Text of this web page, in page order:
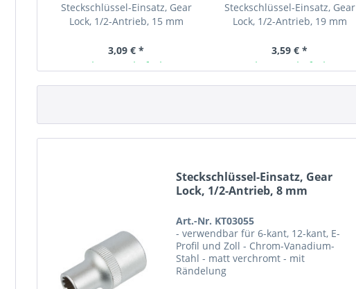
Steckschlüssel-Einsatz, Gear
Lock, 1/2-Antrieb, 15 mm
3,09 € *
Ab Lager lieferbar
Steckschlüssel-Einsatz, Gear
Lock, 1/2-Antrieb, 19 mm
3,59 € *
Ab Lager lieferbar
Steckschlüssel-Einsatz, Gear
Lock, 1/2-Antrieb, 8 mm
Art.-Nr. KT03055
- verwendbar für 6-kant, 12-kant, E-
Profil und Zoll - Chrom-Vanadium-
Stahl - matt verchromt - mit
Rändelung